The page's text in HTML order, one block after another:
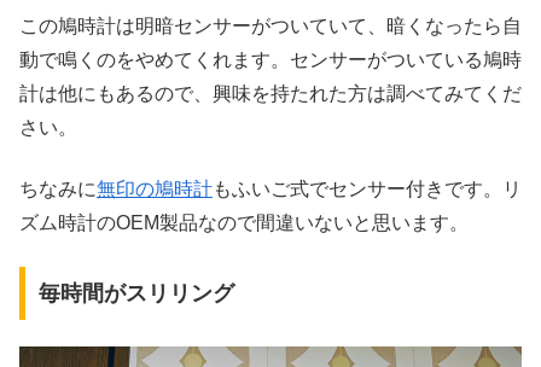
この鳩時計は明暗センサーがついていて、暗くなったら自
動で鳴くのをやめてくれます。センサーがついている鳩時
計は他にもあるので、興味を持たれた方は調べてみてくだ
さい。
ちなみに無印の鳩時計もふいご式でセンサー付きです。リ
ズム時計のOEM製品なので間違いないと思います。
毎時間がスリリング